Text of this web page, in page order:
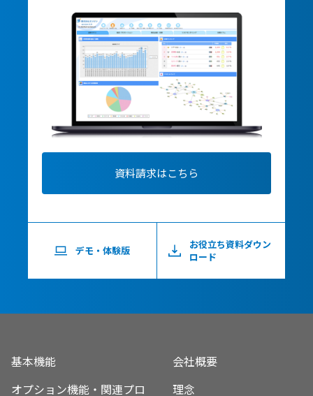
資料請求はこちら
デモ・体験版
お役立ち資料ダウン
ロード
基本機能
オプション機能・関連プロ
会社概要
理念